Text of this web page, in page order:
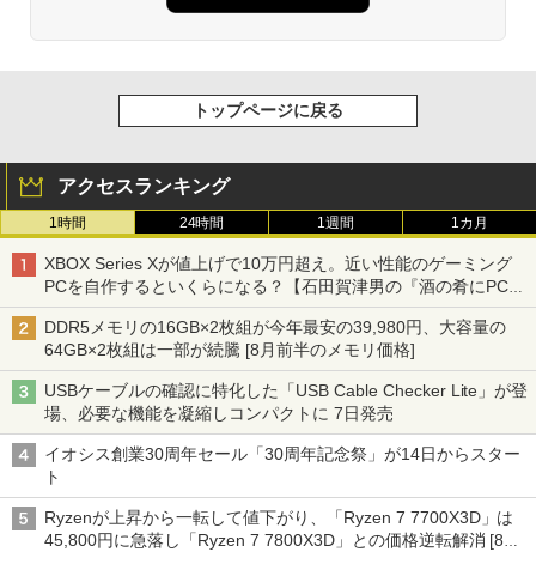
トップページに戻る
アクセスランキング
1時間 24時間 1週間 1カ月
XBOX Series Xが値上げで10万円超え。近い性能のゲーミング
PCを自作するといくらになる？【石田賀津男の『酒の肴にPCゲ
ーム』】
DDR5メモリの16GB×2枚組が今年最安の39,980円、大容量の
64GB×2枚組は一部が続騰 [8月前半のメモリ価格]
USBケーブルの確認に特化した「USB Cable Checker Lite」が登
場、必要な機能を凝縮しコンパクトに 7日発売
イオシス創業30周年セール「30周年記念祭」が14日からスター
ト
Ryzenが上昇から一転して値下がり、「Ryzen 7 7700X3D」は
45,800円に急落し「Ryzen 7 7800X3D」との価格逆転解消 [8月